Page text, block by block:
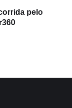
pelo